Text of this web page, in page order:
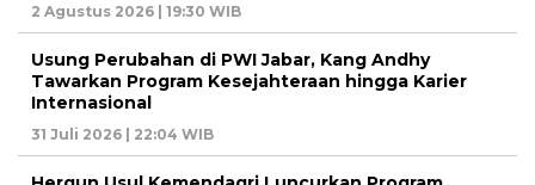
2 Agustus 2026 | 19:30 WIB
Usung Perubahan di PWI Jabar, Kang Andhy
Tawarkan Program Kesejahteraan hingga Karier
Internasional
31 Juli 2026 | 22:04 WIB